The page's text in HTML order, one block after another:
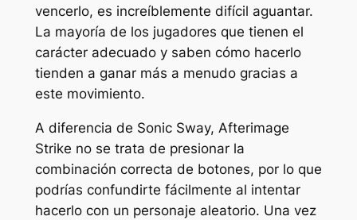
vencerlo, es increíblemente difícil aguantar.
La mayoría de los jugadores que tienen el
carácter adecuado y saben cómo hacerlo
tienden a ganar más a menudo gracias a
este movimiento.
A diferencia de Sonic Sway, Afterimage
Strike no se trata de presionar la
combinación correcta de botones, por lo que
podrías confundirte fácilmente al intentar
hacerlo con un personaje aleatorio. Una vez